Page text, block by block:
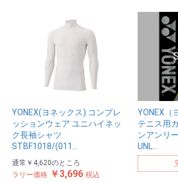
YONEX(ヨネックス) コンプレ
ッションウェア ユニハイネッ
ク長袖シャツ
STBF1018/(011…
通常 ￥4,620のところ
ラリー価格 ￥3,696 税込
YONEX（
テニス用
ンアンリ
UNL…